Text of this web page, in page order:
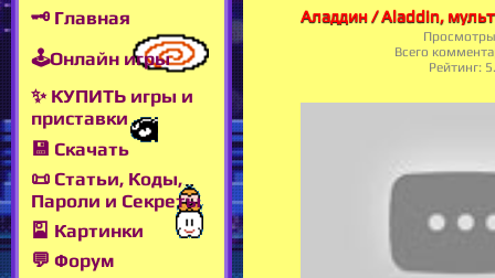
🗝 Главная
🕹Онлайн игры
✨ КУПИТЬ игры и
приставки
💾 Скачать
📜 Статьи, Коды,
Пароли и Секреты
🎴 Картинки
💬 Форум
Всего
Рейтинг: